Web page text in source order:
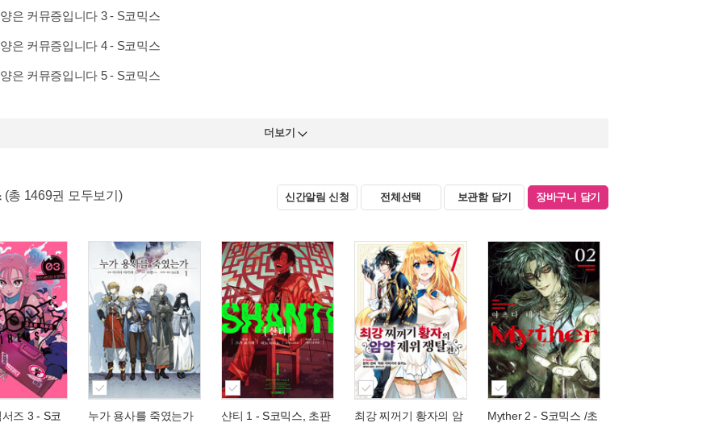
은 커뮤증입니다 3 - S코믹스
은 커뮤증입니다 4 - S코믹스
은 커뮤증입니다 5 - S코믹스
더보기
(총 1469권 모두보기) 신간알림 신청 전체선택 보관함 담기 장바구니 담기
즈 3 - S코
누가 용사를 죽였는가
샨티 1 - S코믹스, 초판
최강 찌꺼기 황자의 암
Myther 2 - S코믹스 /초